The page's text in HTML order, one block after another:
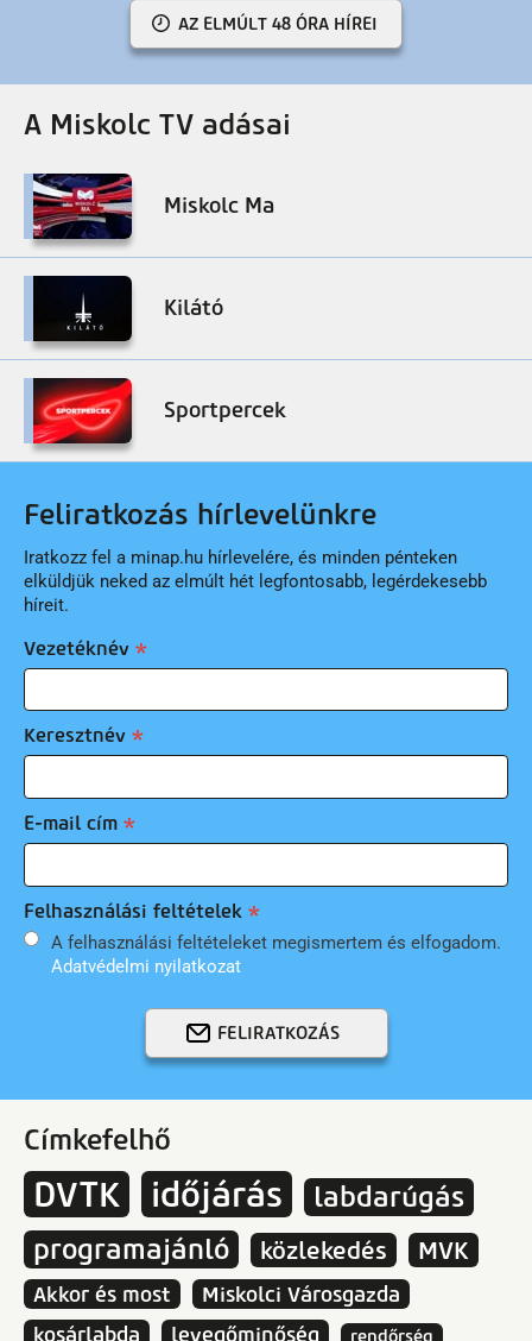
AZ ELMÚLT 48 ÓRA HÍREI
A Miskolc TV adásai
Miskolc Ma
Kilátó
Sportpercek
Feliratkozás hírlevelünkre
Iratkozz fel a minap.hu hírlevelére, és minden pénteken
elküldjük neked az elmúlt hét legfontosabb, legérdekesebb
híreit.
Vezetéknév
Keresztnév
E-mail cím
Felhasználási feltételek
A felhasználási feltételeket megismertem és elfogadom.
Adatvédelmi nyilatkozat
FELIRATKOZÁS
Címkefelhő
DVTK időjárás
labdarúgás
programajánló
közlekedés MVK
Akkor és most
Miskolci Városgazda
kosárlabda
levegőminőség rendőrség